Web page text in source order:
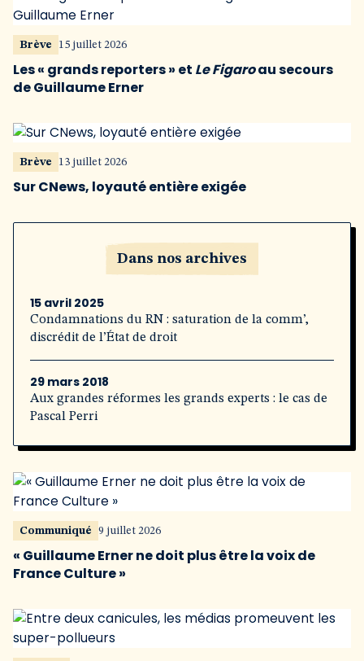
Brève 15 juillet 2026
Les « grands reporters » et Le Figaroau secours
de Guillaume Erner
Brève 13 juillet 2026
Sur CNews, loyauté entière exigée
Dans nos archives
15 avril 2025
Condamnations du RN : saturation de la comm’,
discrédit de l’État de droit
29 mars 2018
Aux grandes réformes les grands experts : le cas de
Pascal Perri
Communiqué 9 juillet 2026
« Guillaume Erner ne doit plus être la voix de
France Culture »